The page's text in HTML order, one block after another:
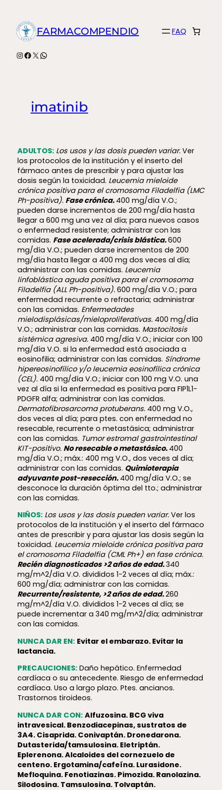
contenidoFARMACOMPENDIO FAQ
Instagram
Facebook
X WhatsApp
imatinib
ADULTOS: Los usos y las dosis pueden variar. Ver
los protocolos de la institución y el inserto del
fármaco antes de prescribir y para ajustar las
dosis según la toxicidad. Leucemia mieloide
crónica positiva para el cromosoma Filadelfia (LMC
Ph-positiva). Fase crónica. 400 mg/día V.O.;
pueden darse incrementos de 200 mg/día hasta
llegar a 600 mg una vez al día; para nuevos casos
o enfermedad resistente; administrar con las
comidas. Fase acelerada/crisis blástica.600
mg/día V.O.; pueden darse incrementos de 200
mg/día hasta llegar a 400 mg dos veces al día;
administrar con las comidas. Leucemia
linfoblástica aguda positiva para el cromosoma
Filadelfia (ALL Ph-positiva). 600 mg/día V.O.; para
enfermedad recurrente o refractaria; administrar
con las comidas. Enfermedades
mielodisplásicas/mieloproliferativas. 400 mg/día
V.O.; administrar con las comidas. Mastocitosis
sistémica agresiva. 400 mg/día V.O.; iniciar con 100
mg/día V.O. si la enfermedad está asociada a
eosinofilia; administrar con las comidas. Síndrome
hipereosinofílico y/o leucemia eosinofílica crónica
(CEL). 400 mg/día V.O.; iniciar con 100 mg V.O. una
vez al día si la enfermedad es positiva para FIP1L1-
PDGFR alfa; administrar con las comidas.
Dermatofibrosarcoma protuberans. 400 mg V.O.,
dos veces al día; para ptes. con enfermedad no
resecable, recurrente o metastásica; administrar
con las comidas. Tumor estromal gastrointestinal
KIT-positivo. No resecable o metastásico. 400
mg/día V.O.; máx.: 400 mg V.O., dos veces al día;
administrar con las comidas. Quimioterapia
adyuvante post-resección. 400 mg/día V.O.; se
desconoce la duración óptima del tto.; administrar
con las comidas.
NIÑOS: Los usos y las dosis pueden variar. Ver los
protocolos de la institución y el inserto del fármaco
antes de prescribir y para ajustar las dosis según la
toxicidad. Leucemia mieloide crónica positiva para
el cromosoma Filadelfia (CML Ph+) en fase crónica.
Recién diagnosticados >2 años de edad.340
mg/m^2/día V.O. divididos 1-2 veces al día; máx.:
600 mg/día; administrar con las comidas.
Recurrente/resistente, >2 años de edad.260
mg/m^2/día V.O. divididos 1-2 veces al día; se
puede incrementar a 340 mg/m^2/día; administrar
con las comidas.
NUNCA DAR EN: Evitar el embarazo. Evitar la
lactancia.
PRECAUCIONES:Daño hepático. Enfermedad
cardíaca o su antecedente. Riesgo de enfermedad
cardíaca. Uso a largo plazo. Ptes. ancianos.
Trastornos tiroideos.
NUNCA DAR CON: Alfuzosina. BCG viva
intravesical. Benzodiacepinas, sustratos de
3A4. Cisaprida. Conivaptán. Dronedarona.
Dutasterida/tamsulosina. Eletriptán.
Eplerenona. Alcaloides del cornezuelo de
centeno. Ergotamina/cafeína. Lurasidone.
Mefloquina. Fenotiazinas. Pimozida. Ranolazina.
Silodosina. Tamsulosina. Tolvaptán.